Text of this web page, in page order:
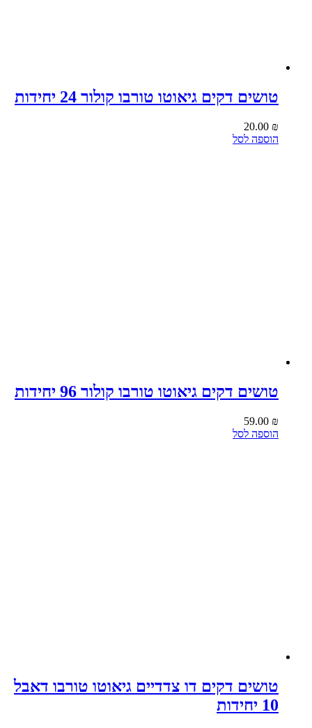
טושים דקים גיאוטו טורבו קולור 24 יחידות
20.00 ₪
הוספה לסל
טושים דקים גיאוטו טורבו קולור 96 יחידות
59.00 ₪
הוספה לסל
טושים דקים דו צדדיים גיאוטו טורבו דאבל
10 יחידות